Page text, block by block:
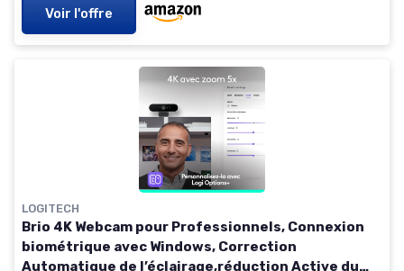
Voir l'offre
LOGITECH
Brio 4K Webcam pour Professionnels, Connexion
biométrique avec Windows, Correction
Automatique de l’éclairage,réduction Active du